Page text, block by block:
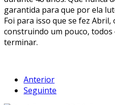
garantida para que por ela
Foi para isso que se fez
construindo um pouco, todos
terminar.
Anterior
Seguinte